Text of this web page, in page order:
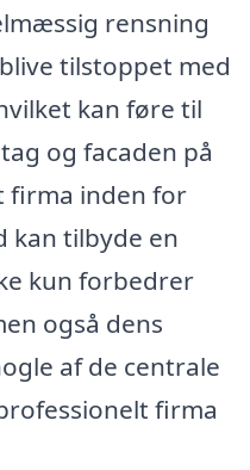
rensning
tilstoppet med
kan føre til
og facaden på
firma inden for
kan tilbyde en
kun forbedrer
også dens
af de centrale
firma